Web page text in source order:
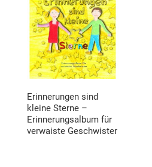
Erinnerungen sind
kleine Sterne –
Erinnerungsalbum für
verwaiste Geschwister